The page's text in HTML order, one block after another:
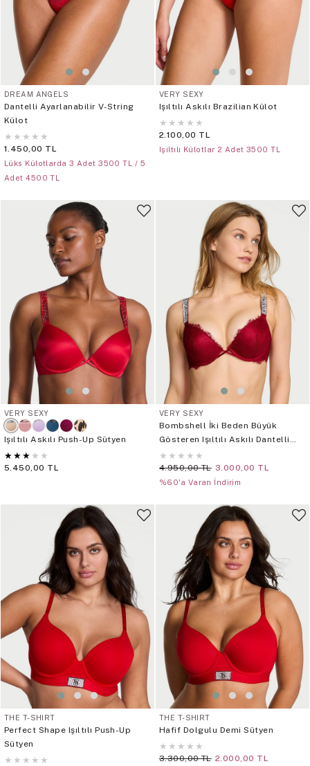
DREAM ANGELS
Dantelli Ayarlanabilir V-String
Külot
★ ★ ★ ★ ★
1.450,00 TL
Lüks Külotlarda 3 Adet 3500 TL / 5
Adet 4500 TL
VERY SEXY
Işıltılı Askılı Brazilian Külot
★ ★ ★ ★ ★
2.100,00 TL
Işıltılı Külotlar 2 Adet 3500 TL
VERY SEXY
Işıltılı Askılı Push-Up Sütyen
★ ★ ★ ★ ★
5.450,00 TL
VERY SEXY
Bombshell İki Beden Büyük
Gösteren Işıltılı Askılı Dantelli
Push-Up Sütyen
★ ★ ★ ★ ★
4.950,00 TL 3.000,00 TL
%60'a Varan İndirim
THE T-SHIRT
Perfect Shape Işıltılı Push-Up
Sütyen
★ ★ ★ ★ ★
THE T-SHIRT
Hafif Dolgulu Demi Sütyen
★ ★ ★ ★ ★
3.300,00 TL 2.000,00 TL